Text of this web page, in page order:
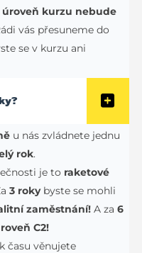
úroveň kurzu nebude
vás přesuneme do
se v kurzu ani
u nás zvládnete jednu
rok.
je to raketové
3 rokybyste se mohli
zaměstnání! A za6
C2!
času věnujete